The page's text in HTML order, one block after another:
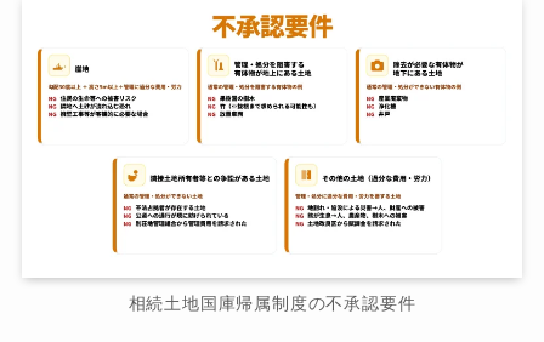
相続土地国庫帰属制度の不承認要件